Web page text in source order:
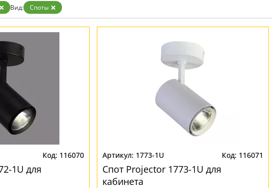
Бронза
Золото
Прозрачные
Хром
Вид: Споты
116070
1U для
1773-1U 116071
Спот Projector 1773-1U для
кабинета